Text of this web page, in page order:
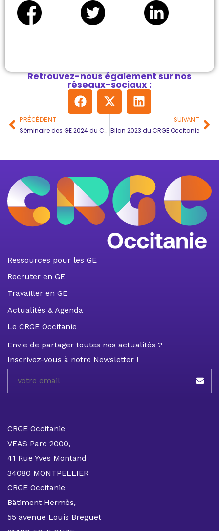
Retrouvez-nous également sur nos
réseaux-sociaux :
PRÉCÉDENT
Séminaire des GE 2024 du CRGE Occitanie
SUIVANT
Bilan 2023 du CRGE Occitanie
Ressources pour les GE
Recruter en GE
Travailler en GE
Actualités & Agenda
Le CRGE Occitanie
Envie de partager toutes nos actualités ?
Inscrivez-vous à notre Newsletter !
CRGE Occitanie
VEAS Parc 2000,
41 Rue Yves Montand
34080 MONTPELLIER
CRGE Occitanie
Bâtiment Hermès,
55 avenue Louis Breguet